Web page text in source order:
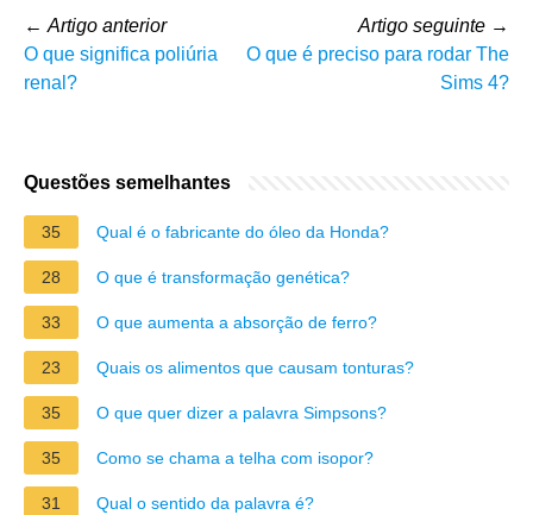
← Artigo anterior
O que significa poliúria
renal?
Artigo seguinte →
O que é preciso para rodar The
Sims 4?
Questões semelhantes
35 Qual é o fabricante do óleo da Honda?
28 O que é transformação genética?
33 O que aumenta a absorção de ferro?
23 Quais os alimentos que causam tonturas?
35 O que quer dizer a palavra Simpsons?
35 Como se chama a telha com isopor?
31 Qual o sentido da palavra é?